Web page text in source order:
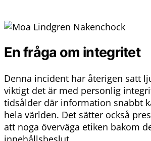
En fråga om integritet
Denna incident har återigen satt
viktigt det är med personlig
tidsålder där information snabbt
hela världen. Det sätter också
att noga överväga etiken bakom